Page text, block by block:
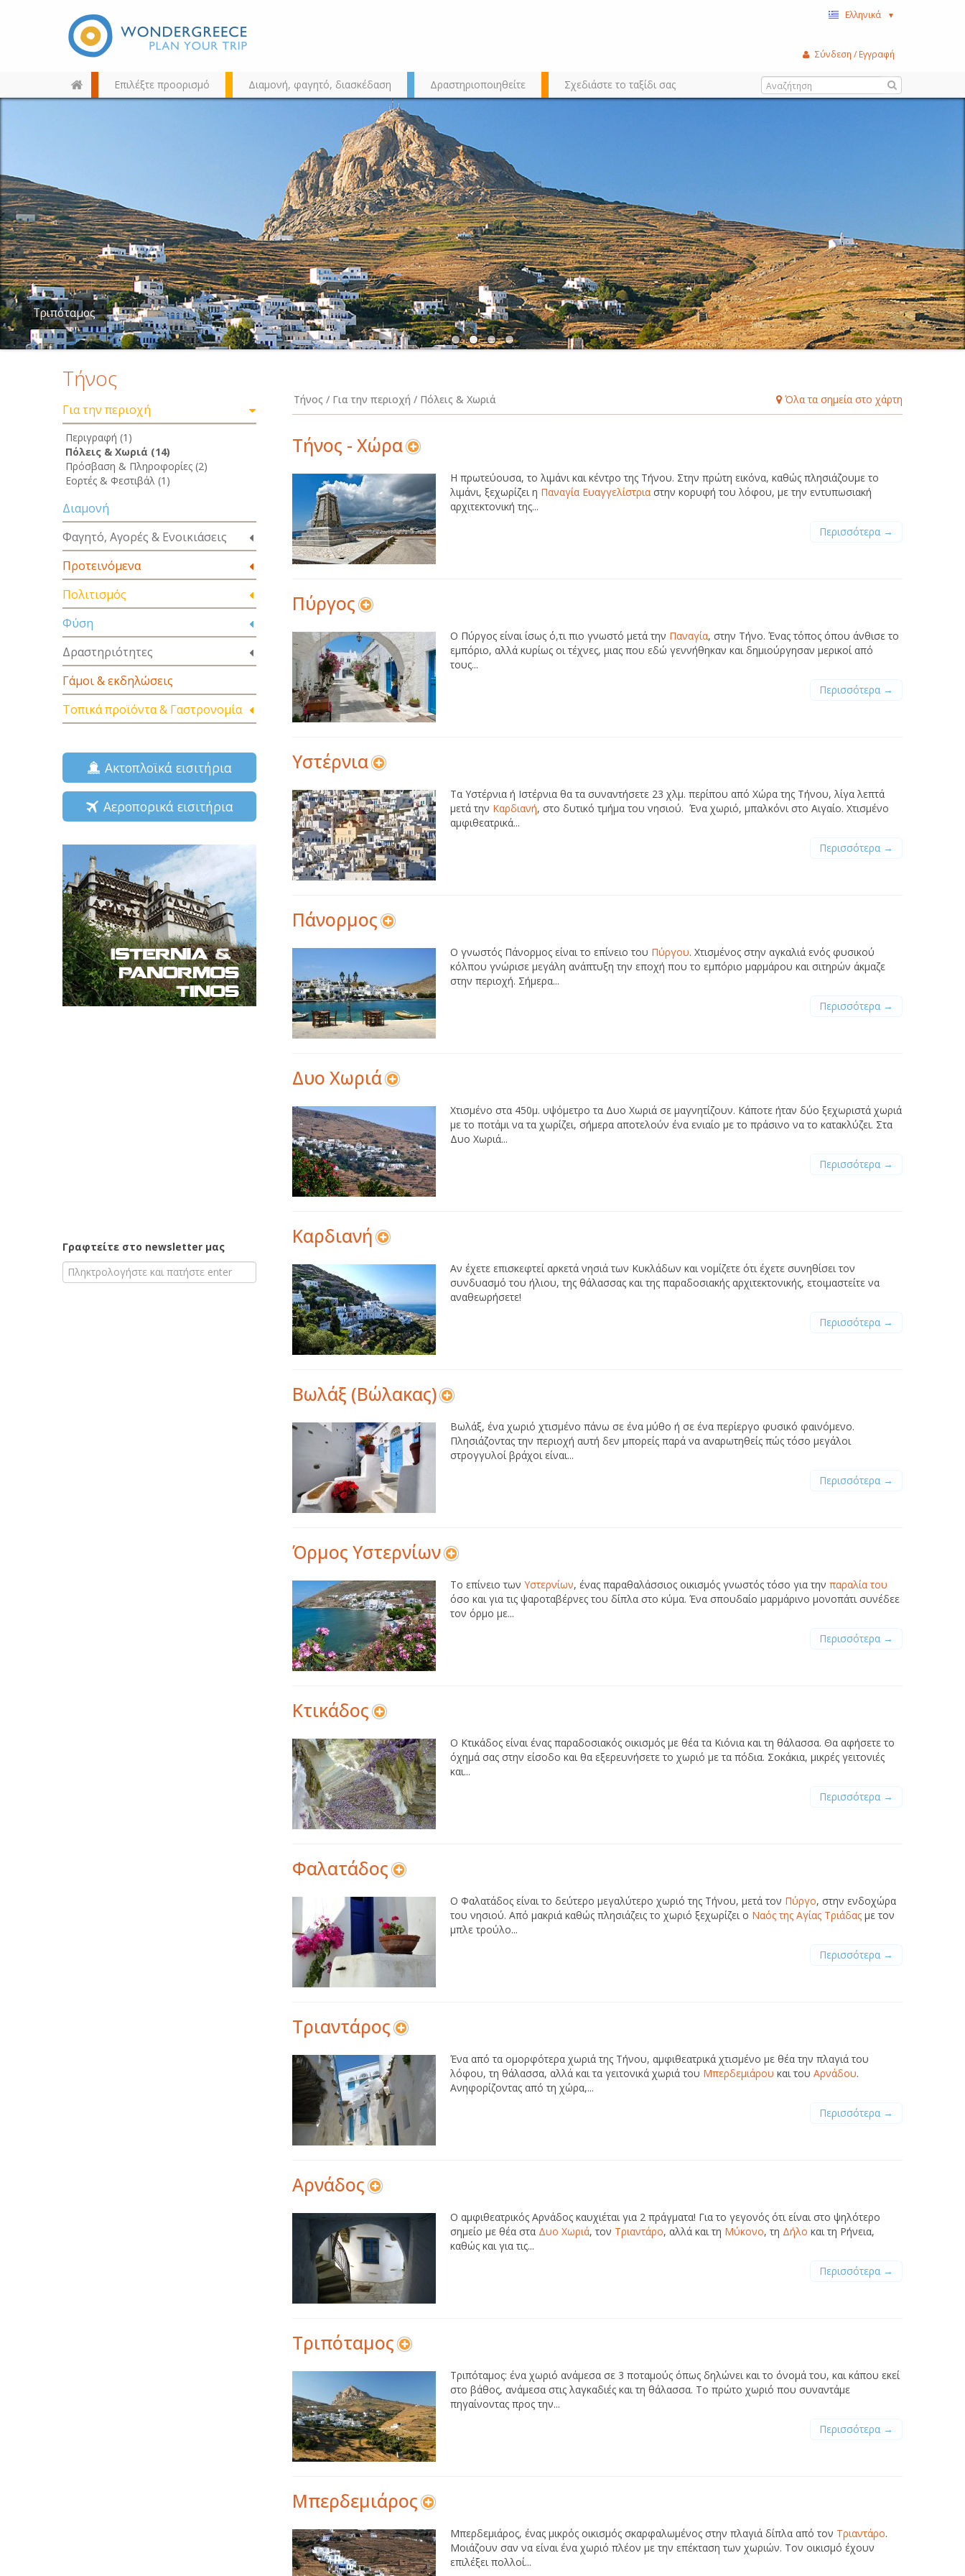
Ελληνικά ▼
Επιλέξτε προορισμό Διαμονή, φαγητό, διασκέδαση Δραστηριοποιηθείτε Σχεδιάστε το ταξίδι σας
Σύνδεση / Εγγραφή
Διαλέξτε τον προορισμό σας
από τον χάρτη, την αναζήτηση
ή αλφαβητικά
Τριπόταμος
Τήνος
Για την περιοχή
Περιγραφή (1)
Πόλεις & Χωριά (14)
Πρόσβαση & Πληροφορίες (2)
Εορτές & Φεστιβάλ (1)
Διαμονή
Φαγητό, Αγορές & Ενοικιάσεις
Προτεινόμενα
Πολιτισμός
Φύση
Δραστηριότητες
Γάμοι & εκδηλώσεις
Τοπικά προϊόντα & Γαστρονομία
Ακτοπλοϊκά εισιτήρια
Αεροπορικά εισιτήρια
Γραφτείτε στο newsletter μας
Όλα τα σημεία στο χάρτη
Τήνος / Για την περιοχή / Πόλεις & Χωριά
Τήνος - Χώρα
Η πρωτεύουσα, το λιμάνι και κέντρο της Τήνου. Στην πρώτη εικόνα, καθώς πλησιάζουμε το
λιμάνι, ξεχωρίζει η Παναγία Ευαγγελίστρια στην κορυφή του λόφου, με την εντυπωσιακή
αρχιτεκτονική της...
Περισσότερα →
Πύργος
Ο Πύργος είναι ίσως ό,τι πιο γνωστό μετά την Παναγία, στην Τήνο. Ένας τόπος όπου άνθισε το
εμπόριο, αλλά κυρίως οι τέχνες, μιας που εδώ γεννήθηκαν και δημιούργησαν μερικοί από
τους...
Περισσότερα →
Υστέρνια
Τα Υστέρνια ή Ιστέρνια θα τα συναντήσετε 23 χλμ. περίπου από Χώρα της Τήνου, λίγα λεπτά
μετά την Καρδιανή, στο δυτικό τμήμα του νησιού. Ένα χωριό, μπαλκόνι στο Αιγαίο. Χτισμένο
αμφιθεατρικά...
Περισσότερα →
Πάνορμος
Ο γνωστός Πάνορμος είναι το επίνειο του Πύργου. Χτισμένος στην αγκαλιά ενός φυσικού
κόλπου γνώρισε μεγάλη ανάπτυξη την εποχή που το εμπόριο μαρμάρου και σιτηρών άκμαζε
στην περιοχή. Σήμερα...
Περισσότερα →
Δυο Χωριά
Χτισμένο στα 450μ. υψόμετρο τα Δυο Χωριά σε μαγνητίζουν. Κάποτε ήταν δύο ξεχωριστά χωριά
με το ποτάμι να τα χωρίζει, σήμερα αποτελούν ένα ενιαίο με το πράσινο να το κατακλύζει. Στα
Δυο Χωριά...
Περισσότερα →
Καρδιανή
Αν έχετε επισκεφτεί αρκετά νησιά των Κυκλάδων και νομίζετε ότι έχετε συνηθίσει τον
συνδυασμό του ήλιου, της θάλασσας και της παραδοσιακής αρχιτεκτονικής, ετοιμαστείτε να
αναθεωρήσετε!
Περισσότερα →
Βωλάξ (Βώλακας)
Βωλάξ, ένα χωριό χτισμένο πάνω σε ένα μύθο ή σε ένα περίεργο φυσικό φαινόμενο.
Πλησιάζοντας την περιοχή αυτή δεν μπορείς παρά να αναρωτηθείς πώς τόσο μεγάλοι
στρογγυλοί βράχοι είναι...
Περισσότερα →
Όρμος Υστερνίων
Το επίνειο των Υστερνίων, ένας παραθαλάσσιος οικισμός γνωστός τόσο για την παραλία του
όσο και για τις ψαροταβέρνες του δίπλα στο κύμα. Ένα σπουδαίο μαρμάρινο μονοπάτι συνέδεε
τον όρμο με...
Περισσότερα →
Κτικάδος
Ο Κτικάδος είναι ένας παραδοσιακός οικισμός με θέα τα Κιόνια και τη θάλασσα. Θα αφήσετε το
όχημά σας στην είσοδο και θα εξερευνήσετε το χωριό με τα πόδια. Σοκάκια, μικρές γειτονιές
και...
Περισσότερα →
Φαλατάδος
Ο Φαλατάδος είναι το δεύτερο μεγαλύτερο χωριό της Τήνου, μετά τον Πύργο, στην ενδοχώρα
του νησιού. Από μακριά καθώς πλησιάζεις το χωριό ξεχωρίζει ο Ναός της Αγίας Τριάδας με τον
μπλε τρούλο...
Περισσότερα →
Τριαντάρος
Ένα από τα ομορφότερα χωριά της Τήνου, αμφιθεατρικά χτισμένο με θέα την πλαγιά του
λόφου, τη θάλασσα, αλλά και τα γειτονικά χωριά του Μπερδεμιάρου και του Αρνάδου.
Ανηφορίζοντας από τη χώρα,...
Περισσότερα →
Αρνάδος
Ο αμφιθεατρικός Αρνάδος καυχιέται για 2 πράγματα! Για το γεγονός ότι είναι στο ψηλότερο
σημείο με θέα στα Δυο Χωριά, τον Τριαντάρο, αλλά και τη Μύκονο, τη Δήλο και τη Ρήνεια,
καθώς και για τις...
Περισσότερα →
Τριπόταμος
Τριπόταμος: ένα χωριό ανάμεσα σε 3 ποταμούς όπως δηλώνει και το όνομά του, και κάπου εκεί
στο βάθος, ανάμεσα στις λαγκαδιές και τη θάλασσα. Το πρώτο χωριό που συναντάμε
πηγαίνοντας προς την...
Περισσότερα →
Μπερδεμιάρος
Μπερδεμιάρος, ένας μικρός οικισμός σκαρφαλωμένος στην πλαγιά δίπλα από τον Τριαντάρο.
Μοιάζουν σαν να είναι ένα χωριό πλέον με την επέκταση των χωριών. Τον οικισμό έχουν
επιλέξει πολλοί...